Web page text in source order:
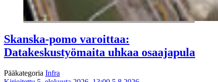
Skanska-pomo varoittaa:
Datakeskustyömaita uhkaa osaajapula
Pääkategoria Infra